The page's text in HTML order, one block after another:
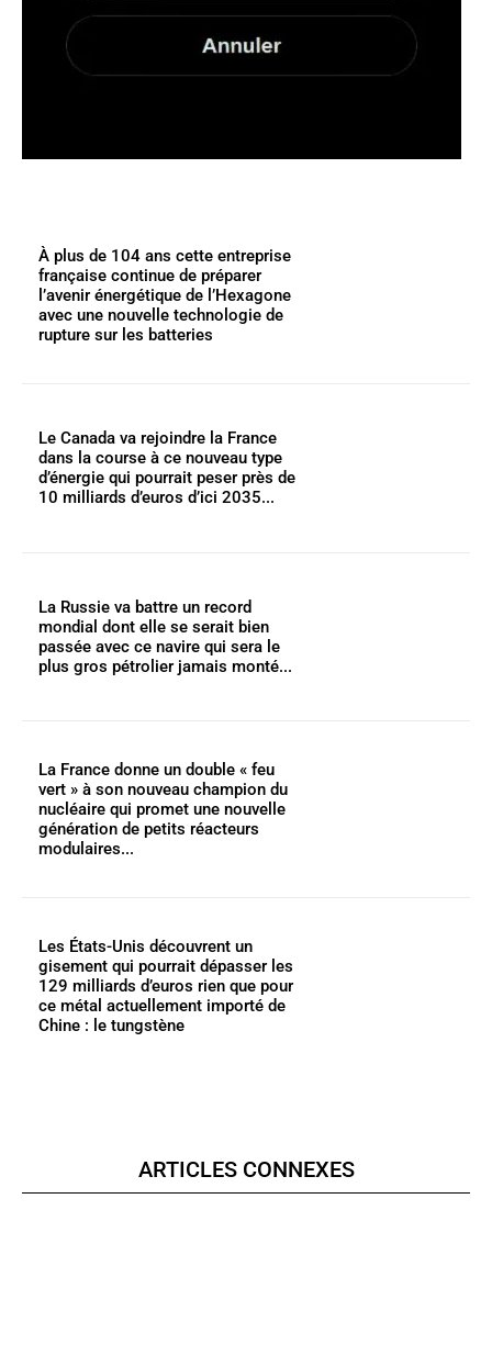
À plus de 104 ans cette entreprise
française continue de préparer
l’avenir énergétique de l’Hexagone
avec une nouvelle technologie de
rupture sur les batteries
Le Canada va rejoindre la France
dans la course à ce nouveau type
d’énergie qui pourrait peser près de
10 milliards d’euros d’ici 2035...
La Russie va battre un record
mondial dont elle se serait bien
passée avec ce navire qui sera le
plus gros pétrolier jamais monté...
La France donne un double « feu
vert » à son nouveau champion du
nucléaire qui promet une nouvelle
génération de petits réacteurs
modulaires...
Les États-Unis découvrent un
gisement qui pourrait dépasser les
129 milliards d’euros rien que pour
ce métal actuellement importé de
Chine : le tungstène
ARTICLES CONNEXES